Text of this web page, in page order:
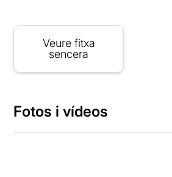
Veure fitxa
sencera
Fotos i vídeos